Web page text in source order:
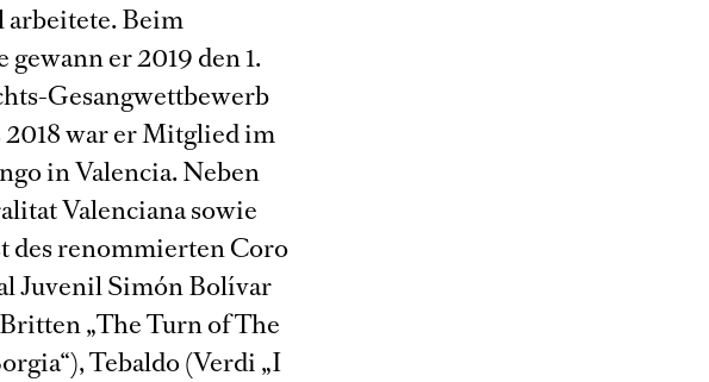
arbeitete. Beim
er 2019 den 1.
Gesangwettbewerb
war er Mitglied im
in Valencia. Neben
Valenciana sowie
des renommierten Coro
Juvenil Simón Bolívar
„The Turn of The
Tebaldo (Verdi „I